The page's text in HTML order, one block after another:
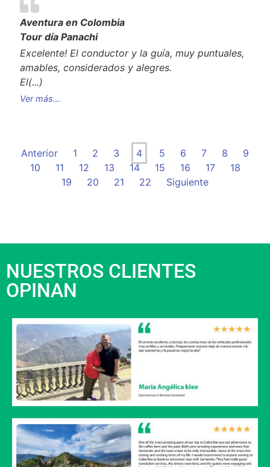
Aventura en Colombia
Tour día Panachi
Excelente! El conductor y la guía, muy puntuales,
amables, considerados y alegres.
El(...)
Ver más...
Anterior 1 2 3 4 5 6 7 8
9
10
11 12 13 14 15 16 17
18
19
20 21 22 Siguiente
NUESTROS CLIENTES
OPINAN